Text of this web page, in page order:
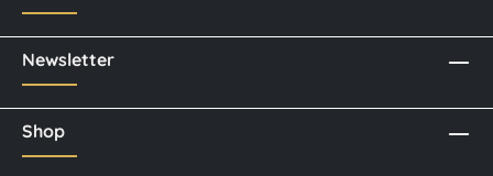
Newsletter
Shop